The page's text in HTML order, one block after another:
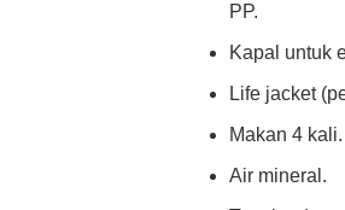
PP.
Kapal untuk
Life jacket
Makan 4 kali.
Air mineral.